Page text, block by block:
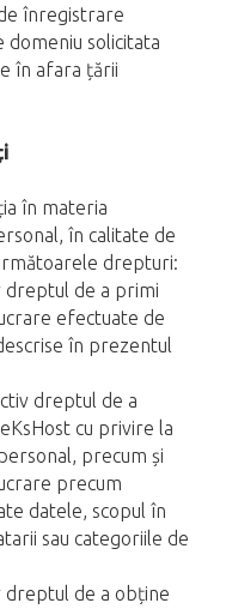
înregistrare
domeniu solicitata
în afara țării
în materia
în calitate de
drepturi:
de a primi
efectuate de
în prezentul
dreptul de a
cu privire la
precum și
precum
datele, scopul în
sau categoriile de
de a obține